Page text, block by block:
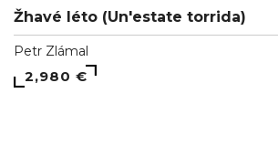
Žhavé léto (Un'estate torrida)
Petr Zlámal
2,980 €